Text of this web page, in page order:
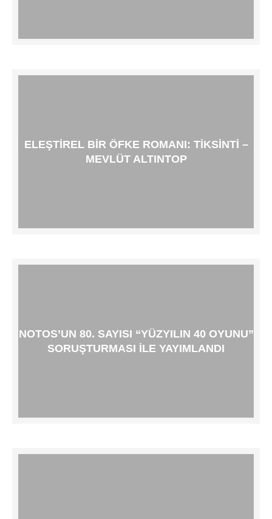
ELEŞTIREL BIR ÖFKE ROMANI: TIKSINTI –
MEVLÜT ALTINTOP
NOTOS’UN 80. SAYISI “YÜZYILIN 40 OYUNU”
SORUŞTURMASI ILE YAYIMLANDI